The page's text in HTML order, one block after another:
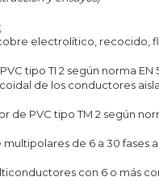
electrolítico, recocido,
tipo TI 2 según norma EN
de los conductores
de PVC tipo TM 2 según
de 6 a 30 fases
con 6 o más